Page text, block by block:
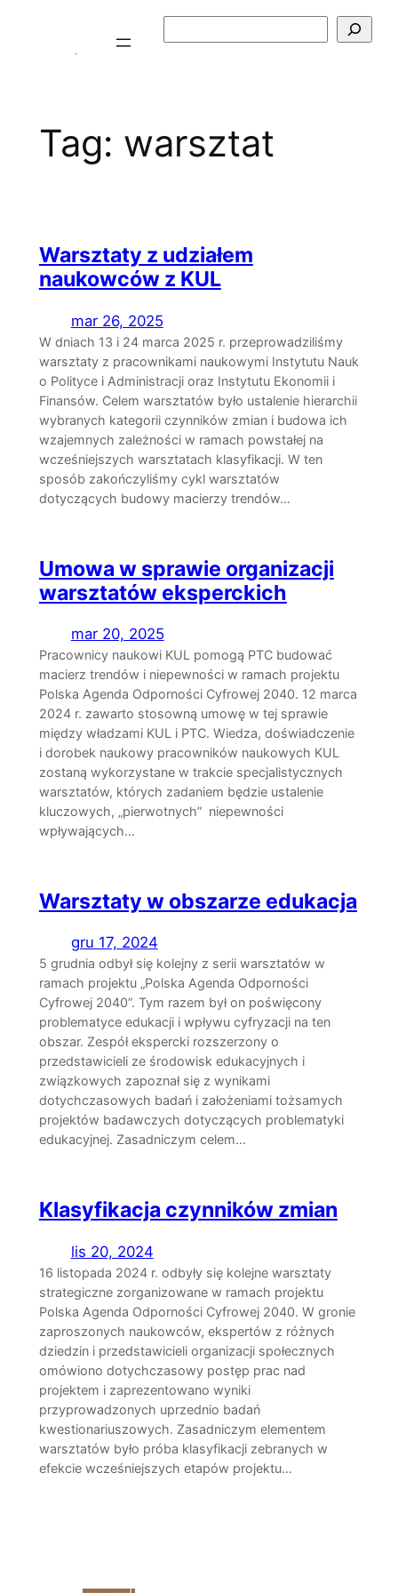
Tag: warsztat
Warsztaty z udziałem
naukowców z KUL
mar 26, 2025
W dniach 13 i 24 marca 2025 r. przeprowadziliśmy
warsztaty z pracownikami naukowymi Instytutu Nauk
o Polityce i Administracji oraz Instytutu Ekonomii i
Finansów. Celem warsztatów było ustalenie hierarchii
wybranych kategorii czynników zmian i budowa ich
wzajemnych zależności w ramach powstałej na
wcześniejszych warsztatach klasyfikacji. W ten
sposób zakończyliśmy cykl warsztatów
dotyczących budowy macierzy trendów…
Umowa w sprawie organizacji
warsztatów eksperckich
mar 20, 2025
Pracownicy naukowi KUL pomogą PTC budować
macierz trendów i niepewności w ramach projektu
Polska Agenda Odporności Cyfrowej 2040. 12 marca
2024 r. zawarto stosowną umowę w tej sprawie
między władzami KUL i PTC. Wiedza, doświadczenie
i dorobek naukowy pracowników naukowych KUL
zostaną wykorzystane w trakcie specjalistycznych
warsztatów, których zadaniem będzie ustalenie
kluczowych, „pierwotnych” niepewności
wpływających…
Warsztaty w obszarze edukacja
gru 17, 2024
5 grudnia odbył się kolejny z serii warsztatów w
ramach projektu „Polska Agenda Odporności
Cyfrowej 2040”. Tym razem był on poświęcony
problematyce edukacji i wpływu cyfryzacji na ten
obszar. Zespół ekspercki rozszerzony o
przedstawicieli ze środowisk edukacyjnych i
związkowych zapoznał się z wynikami
dotychczasowych badań i założeniami tożsamych
projektów badawczych dotyczących problematyki
edukacyjnej. Zasadniczym celem…
Klasyfikacja czynników zmian
lis 20, 2024
16 listopada 2024 r. odbyły się kolejne warsztaty
strategiczne zorganizowane w ramach projektu
Polska Agenda Odporności Cyfrowej 2040. W gronie
zaproszonych naukowców, ekspertów z różnych
dziedzin i przedstawicieli organizacji społecznych
omówiono dotychczasowy postęp prac nad
projektem i zaprezentowano wyniki
przyprowadzonych uprzednio badań
kwestionariuszowych. Zasadniczym elementem
warsztatów było próba klasyfikacji zebranych w
efekcie wcześniejszych etapów projektu…